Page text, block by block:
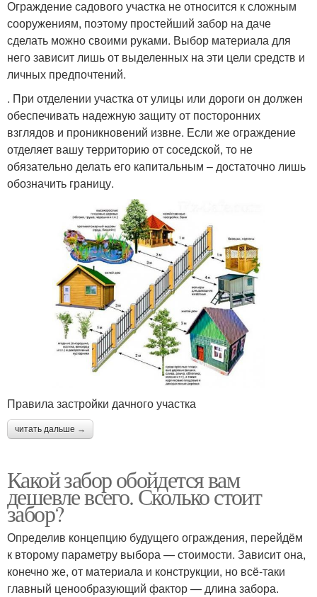
Ограждение садового участка не относится к сложным
сооружениям, поэтому простейший забор на даче
сделать можно своими руками. Выбор материала для
него зависит лишь от выделенных на эти цели средств и
личных предпочтений.
. При отделении участка от улицы или дороги он должен
обеспечивать надежную защиту от посторонних
взглядов и проникновений извне. Если же ограждение
отделяет вашу территорию от соседской, то не
обязательно делать его капитальным – достаточно лишь
обозначить границу.
Правила застройки дачного участка
читать дальше →
Какой забор обойдется вам
дешевле всего. Сколько стоит
забор?
Определив концепцию будущего ограждения, перейдём
к второму параметру выбора — стоимости. Зависит она,
конечно же, от материала и конструкции, но всё-таки
главный ценообразующий фактор — длина забора.